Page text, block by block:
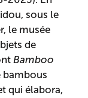
sous le
le musée
de
Bamboo
bambous
qui élabora,